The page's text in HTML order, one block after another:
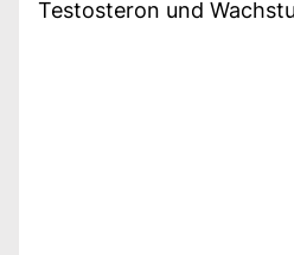
Testosteron und